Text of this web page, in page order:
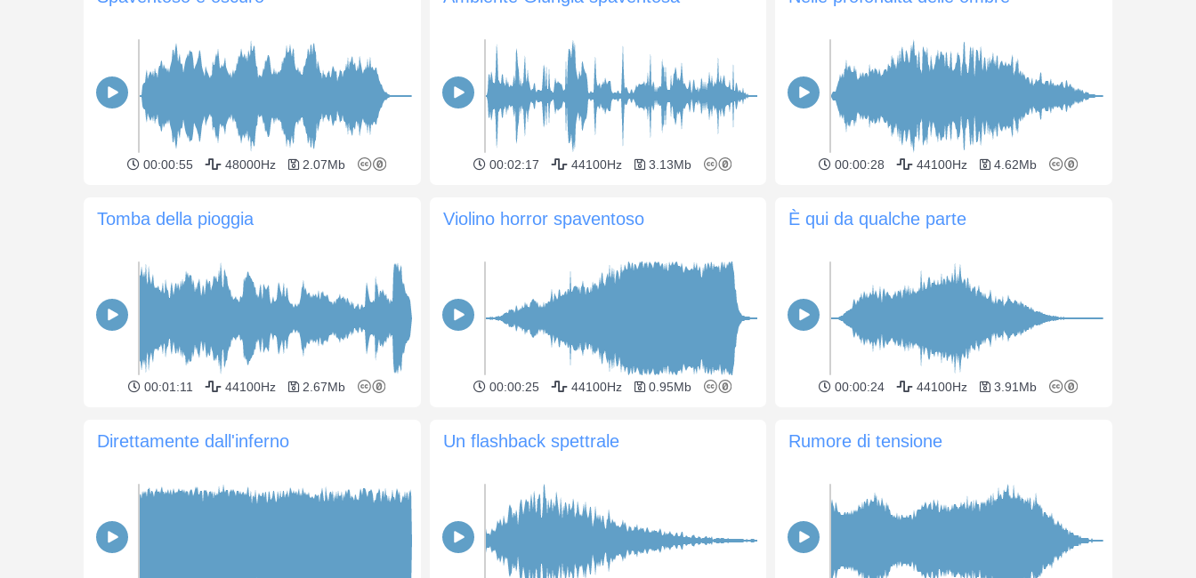
00:00:55 48000Hz 2.07Mb 00:02:17 44100Hz 3.13Mb 00:00:28 44100Hz 4.62Mb
Tomba della pioggia
00:01:11 44100Hz 2.67Mb
Violino horror spaventoso
00:00:25 44100Hz 0.95Mb
È qui da qualche parte
00:00:24 44100Hz 3.91Mb
Direttamente dall'inferno Un flashback spettrale Rumore di tensione